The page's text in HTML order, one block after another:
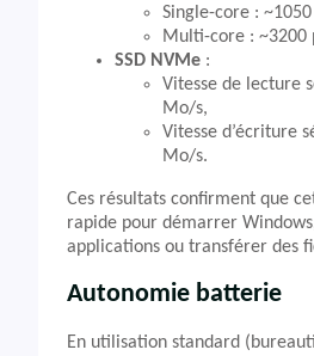
Single-core :
Multi-core : ~3200
SSD NVMe :
Vitesse de lecture
Mo/s,
Vitesse d’écriture
Mo/s.
Ces résultats confirment que
rapide pour démarrer
applications ou transférer des
Autonomie batterie
En utilisation standard